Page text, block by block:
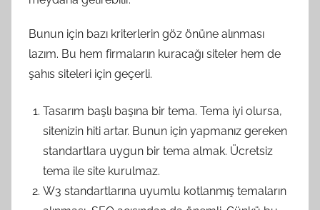
Bunun için bazı kriterlerin göz önüne alınması
lazım. Bu hem firmaların kuracağı siteler hem de
şahıs siteleri için geçerli.
Tasarım başlı başına bir tema. Tema iyi olursa,
sitenizin hiti artar. Bunun için yapmanız gereken
standartlara uygun bir tema almak. Ücretsiz
tema ile site kurulmaz.
W3 standartlarına uyumlu kotlanmış temaların